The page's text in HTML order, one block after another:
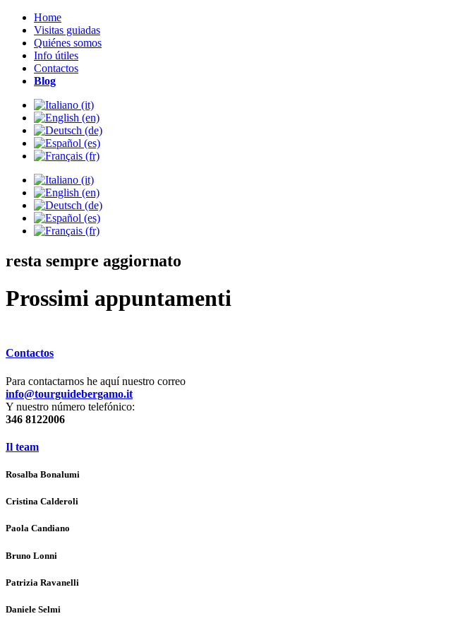
Home
Visitas guiadas
Quiénes somos
Info útiles
Contactos
Blog
resta sempre aggiornato
Prossimi appuntamenti
Contactos
Para contactarnos he aquí nuestro correo
info@tourguidebergamo.it
Y nuestro número telefónico:
346 8122006
Il team
Rosalba Bonalumi
Cristina Calderoli
Paola Candiano
Bruno Lonni
Patrizia Ravanelli
Daniele Selmi